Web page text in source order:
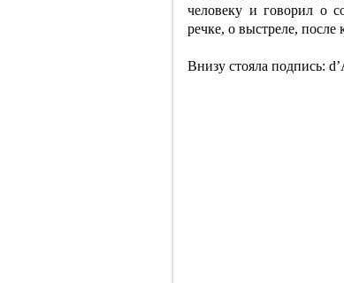
человеку и говорил о
речке, о выстреле,
Внизу стояла подпись: